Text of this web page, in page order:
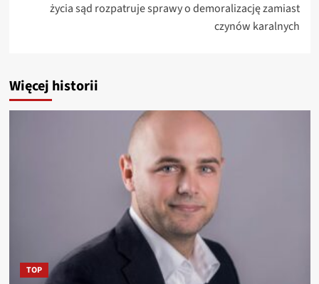
życia sąd rozpatruje sprawy o demoralizację zamiast
czynów karalnych
Więcej historii
TOP